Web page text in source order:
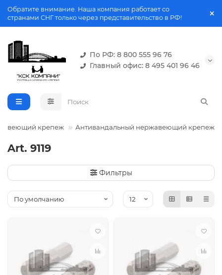
Обратите внимание. Наша компания работает со
странами СНГ только через представительство в РФ!
По РФ: 8 800 555 96 76
Главный офис: 8 495 401 96 46
крепеж Антивандальный нержавеющий крепеж
Art. 9119
Фильтры